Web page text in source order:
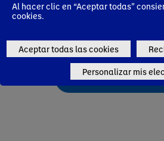
Al hacer clic en “Aceptar todas”
cookies.
Aceptar todas las cookies
Personalizar mis
Conoce más sobre